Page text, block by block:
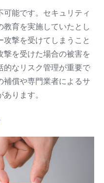
能です。セキュリティ
教育を実施していたとし
攻撃を受けてしまうこと
撃を受けた場合の被害を
的なリスク管理が重要で
補償や専門業者によるサ
ります。